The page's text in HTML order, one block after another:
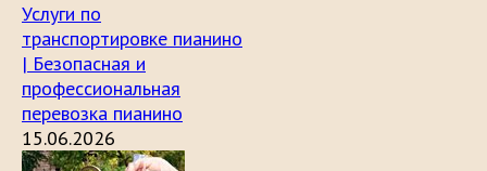
Услуги по
транспортировке пианино
| Безопасная и
профессиональная
перевозка пианино
15.06.2026